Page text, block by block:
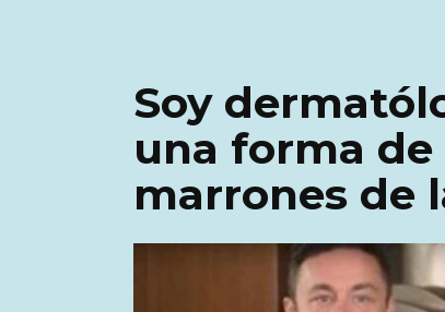
Soy
una forma
marrones de